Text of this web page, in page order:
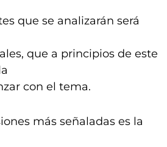
que se analizarán será
que a principios de este
con el tema.
más señaladas es la